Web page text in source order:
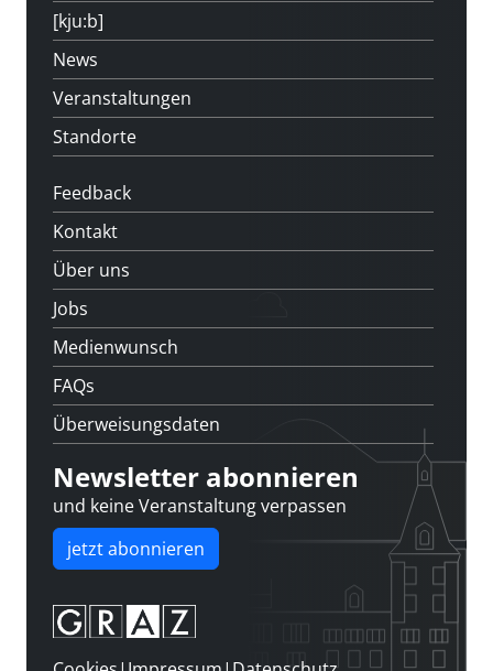
[kju:b]
News
Veranstaltungen
Standorte
Feedback
Kontakt
Über uns
Jobs
Medienwunsch
FAQs
Überweisungsdaten
Newsletter abonnieren
und keine Veranstaltung verpassen
jetzt abonnieren